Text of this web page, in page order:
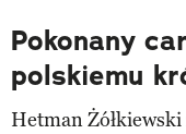
Pokonany
polskiemu
Hetman